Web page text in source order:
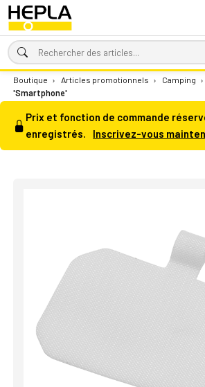
Boutique › Articles promotionnels › Camping ›
'Smartphone'
Prix et fonction de commande
enregistrés.
Inscrivez-vous